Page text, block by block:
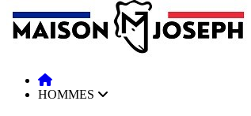
HOMMES